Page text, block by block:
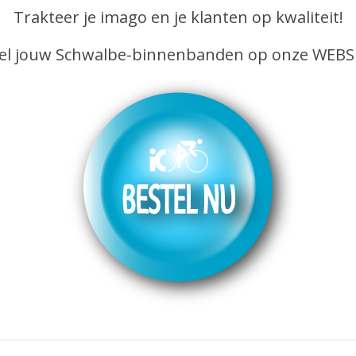
Trakteer je imago en je klanten op kwaliteit!
jouw Schwalbe-binnenbanden op onze